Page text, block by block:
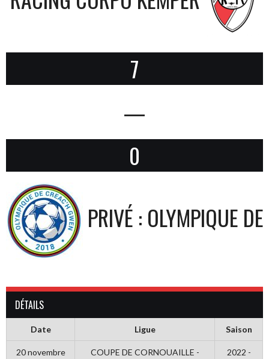
7
—
0
PRIVÉ : OLYMPIQUE
DÉTAILS
Date Ligue Saison
20 novembre
COUPE DE CORNOUAILLE -
2022 -